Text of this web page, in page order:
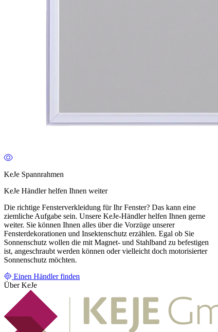
KeJe Spannrahmen
KeJe Händler helfen Ihnen weiter
Die richtige Fensterverkleidung für Ihr Fenster? Das kann eine
ziemliche Aufgabe sein. Unsere KeJe-Händler helfen Ihnen gerne
weiter. Sie können Ihnen alles über die Vorzüge unserer
Fensterdekorationen und Insektenschutz erzählen. Egal ob Sie
Sonnenschutz wollen die mit Magnet- und Stahlband zu befestigen
ist, angeschraubt werden können oder vielleicht doch motorisierter
Sonnenschutz möchten.
Einen Händler finden
Über KeJe